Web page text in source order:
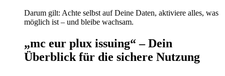
Darum gilt: Achte selbst auf Deine Daten, aktiviere alles, was
möglich ist – und bleibe wachsam.
„mc eur plux issuing“ – Dein
Überblick für die sichere Nutzung